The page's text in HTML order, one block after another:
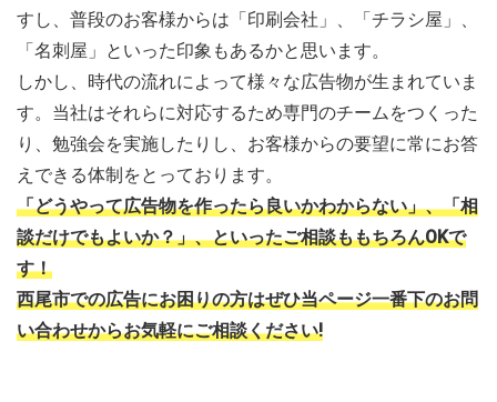
すし、普段のお客様からは「印刷会社」、「チラシ屋」、
「名刺屋」といった印象もあるかと思います。
しかし、時代の流れによって様々な広告物が生まれていま
す。当社はそれらに対応するため専門のチームをつくった
り、勉強会を実施したりし、お客様からの要望に常にお答
えできる体制をとっております。
「どうやって広告物を作ったら良いかわからない」、「相
談だけでもよいか？」、といったご相談ももちろんOKで
す！
西尾市での広告にお困りの方はぜひ当ページ一番下のお問
い合わせからお気軽にご相談ください!